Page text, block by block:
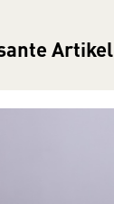
Artikel